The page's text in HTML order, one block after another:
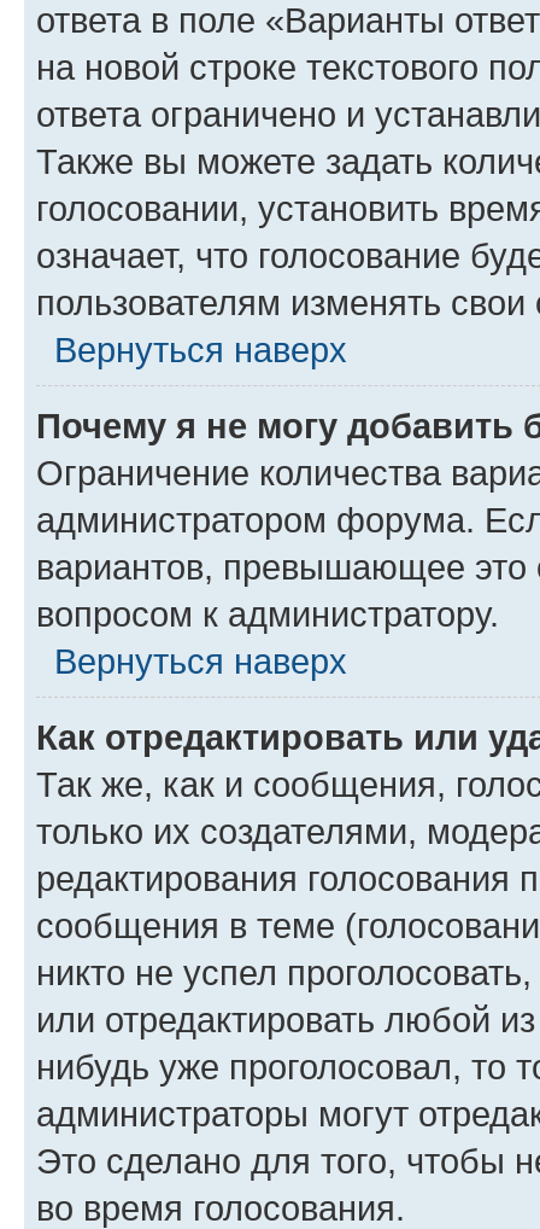
ответа в поле «Варианты
на новой строке текстового
ответа ограничено и
Также вы можете задать
голосовании, установить
означает, что голосование
пользователям изменять свои
Вернуться наверх
Почему я не могу добавить
Ограничение количества
администратором форума.
вариантов, превышающее это
вопросом к администратору.
Вернуться наверх
Как отредактировать или
Так же, как и сообщения,
только их создателями,
редактирования голосования
сообщения в теме
никто не успел
или отредактировать любой
нибудь уже проголосовал, то
администраторы могут
Это сделано для того, чтобы
во время голосования.